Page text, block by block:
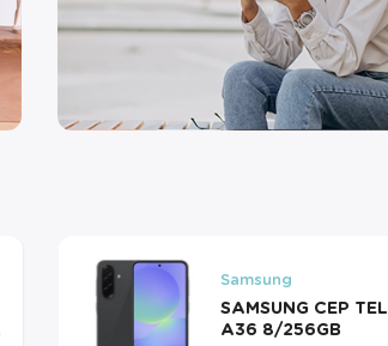
Samsung
SAMSUNG CEP TEL
A36 8/256GB